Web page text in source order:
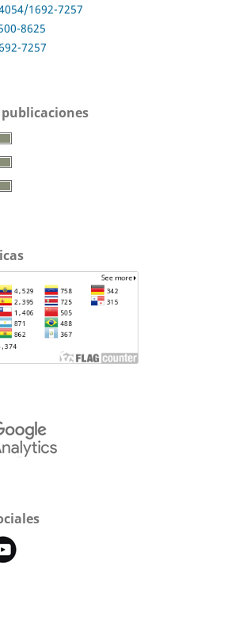
1692-7257
8625
7257